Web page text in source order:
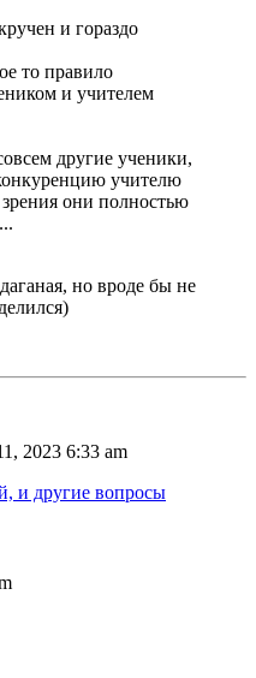
и гораздо
то правило
и учителем
другие ученики,
учителю
они полностью
но вроде бы не
2023 6:33 am
и другие вопросы